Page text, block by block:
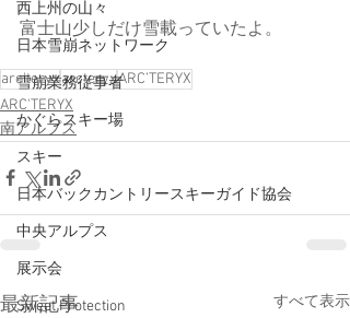
西上州の山々
日本雪崩ネットワーク
雪崩業務従事者
かぐらスキー場
スキー
日本バックカントリースキーガイド協会
中央アルプス
展示会
Sweet Protection
富士山少しだけ雪載っていたよ。
arc'teryxarcteryxARC’TERYX
ARC'TERYX
南アルプス
最新記事 すべて表示